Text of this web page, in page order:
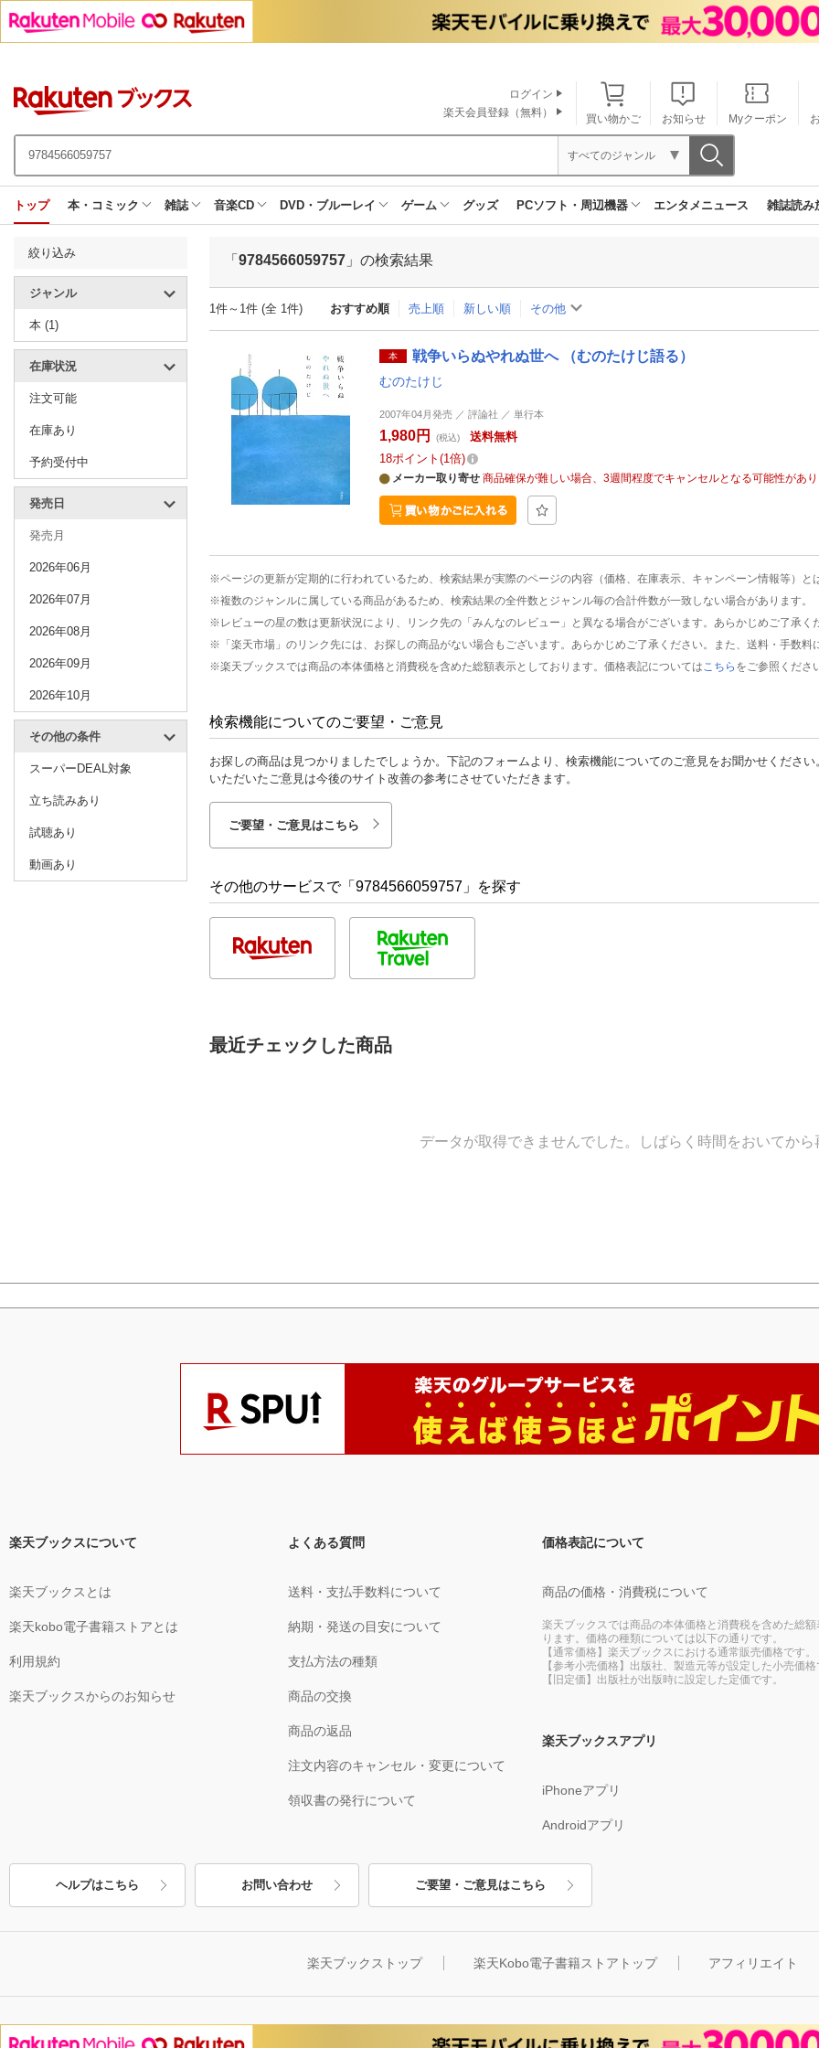
買い物かご お知らせ Myクーポン
ログイン
楽天会員登録（無料）
すべてのジャンル
トップ 本・コミック 雑誌 音楽CD DVD・ブルーレイ ゲーム グッズ PCソフト・周辺機器 エンタメニュース 雑誌読み
絞り込み
ジャンル
本 (1)
在庫状況
注文可能
在庫あり
予約受付中
発売日
発売月
2026年06月
2026年07月
2026年08月
2026年09月
2026年10月
その他の条件
スーパーDEAL対象
立ち読みあり
試聴あり
動画あり
「 9784566059757 」の検索結果
1件～1件 (全 1件) おすすめ順 売上順 新しい順 その他
本 戦争いらぬやれぬ世へ （むのたけじ語る）
むのたけじ
2007年04月発売 ／ 評論社 ／ 単行本
1,980円 (税込)
送料無料
18ポイント 1倍
メーカー取り寄せ 商品確保が難しい場合、3週間程度でキャンセルとなる可能性があり
※ページの更新が定期的に行われているため、検索結果が実際のページの内容（価格、在庫表示、キャンペーン情報等）と
※複数のジャンルに属している商品があるため、検索結果の全件数とジャンル毎の合計件数が一致しない場合があります。
※レビューの星の数は更新状況により、リンク先の「みんなのレビュー」と異なる場合がございます。あらかじめご了承く
※「楽天市場」のリンク先には、お探しの商品がない場合もございます。あらかじめご了承ください。また、送料・手数料
※楽天ブックスでは商品の本体価格と消費税を含めた総額表示としております。価格表記については こちら をご参照くださ
検索機能についてのご要望・ご意見
お探しの商品は見つかりましたでしょうか。下記のフォームより、検索機能についてのご意見をお聞かせください
いただいたご意見は今後のサイト改善の参考にさせていただきます。
ご要望・ご意見はこちら
その他のサービスで「9784566059757」を探す
最近チェックした商品
データが取得できませんでした。しばらく時間をおいてから
楽天ブックスについて
楽天ブックスとは
楽天kobo電子書籍ストアとは
利用規約
楽天ブックスからのお知らせ
よくある質問
送料・支払手数料について
納期・発送の目安について
支払方法の種類
商品の交換
商品の返品
注文内容のキャンセル・変更について
領収書の発行について
価格表記について
商品の価格・消費税について
楽天ブックスでは商品の本体価格と消費税を含めた総額
ります。価格の種類については以下の通りです。
【通常価格】楽天ブックスにおける通常販売価格です。
【参考小売価格】出版社、製造元等が設定した小売価格
【旧定価】出版社が出版時に設定した定価です。
楽天ブックスアプリ
iPhoneアプリ
Androidアプリ
ヘルプはこちら お問い合わせ ご要望・ご意見はこちら
楽天ブックストップ 楽天Kobo電子書籍ストアトップ アフィリエイト